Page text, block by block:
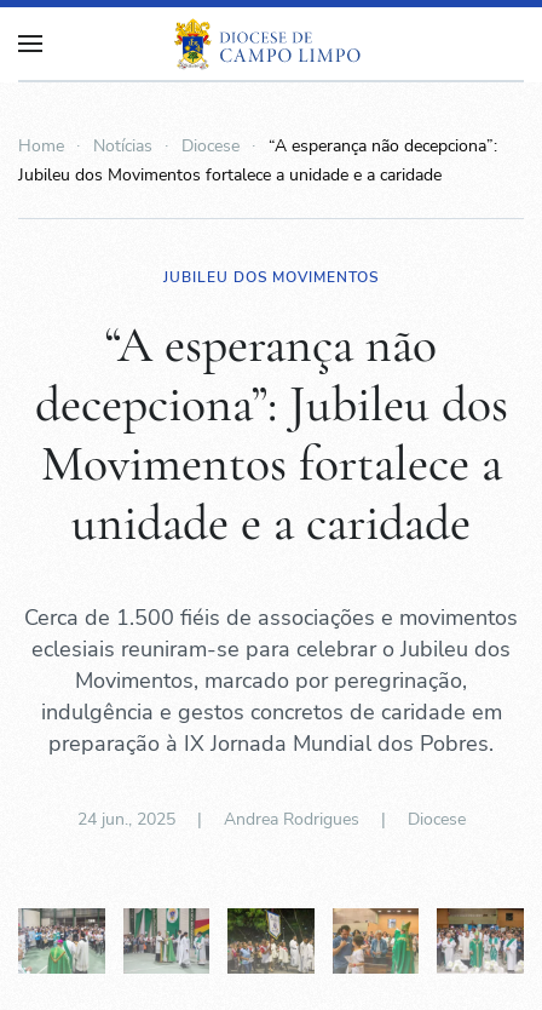
Home Notícias Diocese
“A esperança não decepciona”:
Jubileu dos Movimentos fortalece a unidade e a caridade
JUBILEU DOS MOVIMENTOS
“A esperança não
decepciona”: Jubileu dos
Movimentos fortalece a
unidade e a caridade
Cerca de 1.500 fiéis de associações e movimentos
eclesiais reuniram-se para celebrar o Jubileu dos
Movimentos, marcado por peregrinação,
indulgência e gestos concretos de caridade em
preparação à IX Jornada Mundial dos Pobres.
24 jun., 2025| Andrea Rodrigues | Diocese